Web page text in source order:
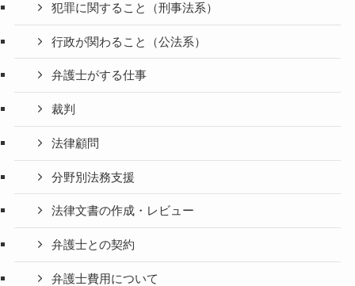
犯罪に関すること（刑事法系）
行政が関わること（公法系）
弁護士がする仕事
裁判
法律顧問
分野別法務支援
法律文書の作成・レビュー
弁護士との契約
弁護士費用について